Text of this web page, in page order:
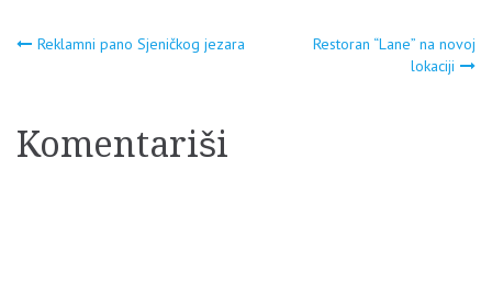
Navigacija
Reklamni pano Sjeničkog jezara
Restoran “Lane” na novoj
lokaciji
Komentariši